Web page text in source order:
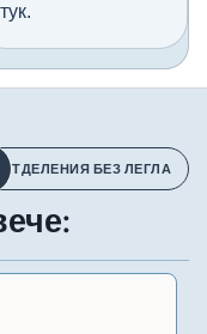
тук.
ОТДЕЛЕНИЯ БЕЗ ЛЕГЛА